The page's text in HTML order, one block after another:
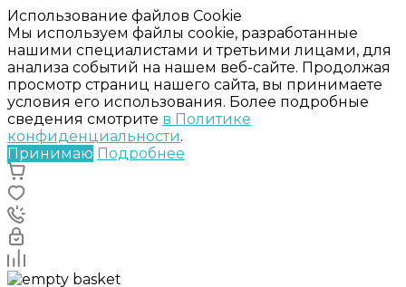
Использование файлов Cookie
Мы используем файлы cookie, разработанные
нашими специалистами и третьими лицами, для
анализа событий на нашем веб-сайте. Продолжая
просмотр страниц нашего сайта, вы принимаете
условия его использования. Более подробные
сведения смотрите в Политике
конфиденциальности.
Принимаю Подробнее